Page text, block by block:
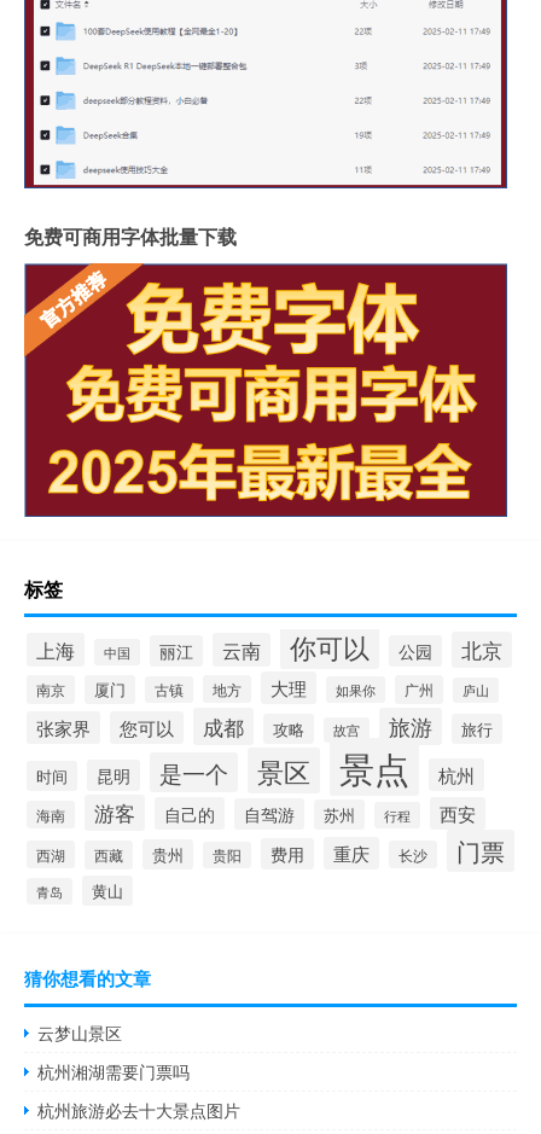
免费可商用字体批量下载
标签
上海 中国 丽江 云南 你可以 公园 北京
南京 厦门 古镇 地方 大理 如果你 广州 庐山
张家界 您可以 成都 攻略 故宫 旅游 旅行
时间 昆明 是一个 景区 景点 杭州
海南 游客 自己的 自驾游 苏州 行程 西安
西湖 西藏 贵州 贵阳 费用 重庆 长沙 门票
青岛 黄山
猜你想看的文章
云梦山景区
杭州湘湖需要门票吗
杭州旅游必去十大景点图片